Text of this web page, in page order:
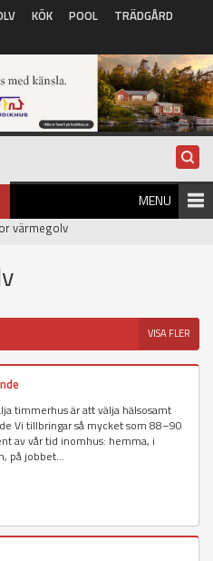
KÖK POOL
TRÄDGÅRD
MENU
värmegolv
VISA FLER
timmerhus är att välja hälsosamt
Vi tillbringar så mycket som 88–90
av vår tid inomhus: hemma, i
på jobbet...